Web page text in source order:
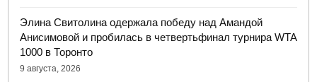
Элина Свитолина одержала победу над Амандой
Анисимовой и пробилась в четвертьфинал турнира WTA
1000 в Торонто
9 августа, 2026